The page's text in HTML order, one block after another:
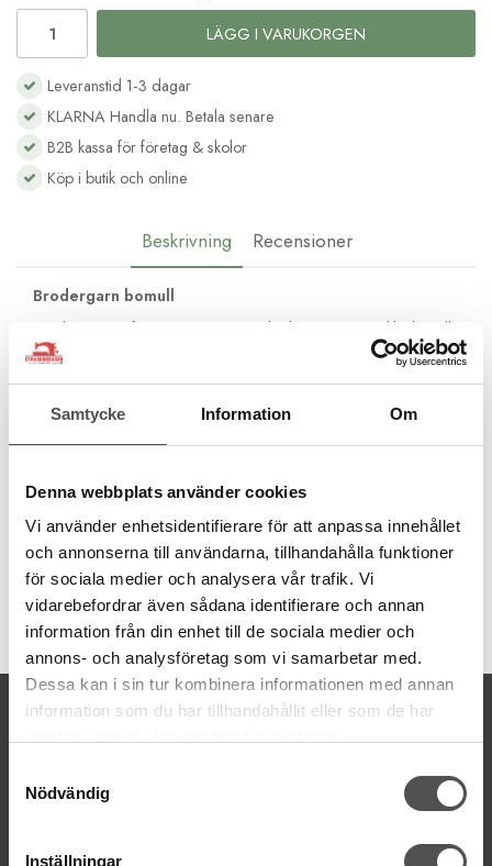
Samtycke Information Om
Denna webbplats använder cookies
Vi använder enhetsidentifierare för att anpassa innehållet
och annonserna till användarna, tillhandahålla funktioner
för sociala medier och analysera vår trafik. Vi
vidarebefordrar även sådana identifierare och annan
information från din enhet till de sociala medier och
annons- och analysföretag som vi samarbetar med.
Dessa kan i sin tur kombinera informationen med annan
information som du har tillhandahållit eller som de har
Nödvändig
Inställningar
LÄGG I VARUKORGEN
Leveranstid 1-3 dagar
KLARNA Handla nu. Betala senare
B2B kassa för företag & skolor
Köp i butik och online
Beskrivning Recensioner
Brodergarn bomull
Moulinégarnet från DMC är av hög kvalité och passar lika bra till
frihandsbroderi som till korsstygnsbroderi. Det består av 6
trådar av bomull med vacker glans och kan delas upp efter
färgbeständigt.
100% bomull
färgbeständigt
Artikelnummer:
DMC117MC-523
KONTAKTA OSS
kontakt@symaskinsboden.se
Tel. 018-150525